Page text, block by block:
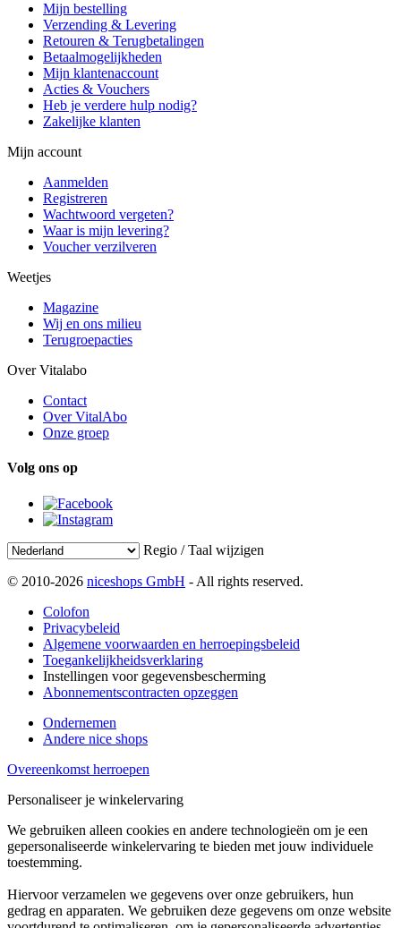
Mijn bestelling
Verzending & Levering
Retouren & Terugbetalingen
Betaalmogelijkheden
Mijn klantenaccount
Acties & Vouchers
Heb je verdere hulp nodig?
Zakelijke klanten
Mijn account
Aanmelden
Registreren
Wachtwoord vergeten?
Waar is mijn levering?
Voucher verzilveren
Weetjes
Magazine
Wij en ons milieu
Terugroepacties
Over Vitalabo
Contact
Over VitalAbo
Onze groep
Volg ons op
Regio / Taal wijzigen
© 2010-2026 niceshops GmbH - All rights reserved.
Colofon
Privacybeleid
Algemene voorwaarden en herroepingsbeleid
Toegankelijkheidsverklaring
Instellingen voor gegevensbescherming
Abonnementscontracten opzeggen
Ondernemen
Andere nice shops
Overeenkomst herroepen
Personaliseer je winkelervaring
We gebruiken alleen cookies en andere technologieën om je een
gepersonaliseerde winkelervaring te bieden met jouw individuele
toestemming.
Hiervoor verzamelen we gegevens over onze gebruikers, hun
gedrag en apparaten. We gebruiken deze gegevens om onze website